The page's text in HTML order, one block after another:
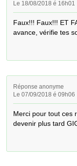
Le 18/08/2018 é 16h01
Faux!!! Faux!!! ET
avance, vérifie tes
Réponse anonyme
Le 07/09/2018 é 09h06
Merci pour tout ces
devenir plus tard